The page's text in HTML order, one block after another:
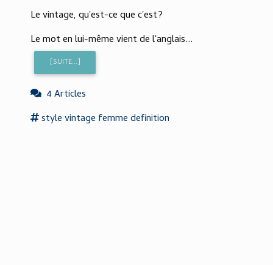
Le vintage, qu'est-ce que c'est?
Le mot en lui-même vient de l'anglais...
[SUITE...]
4 Articles
stylevintage femmedefinition